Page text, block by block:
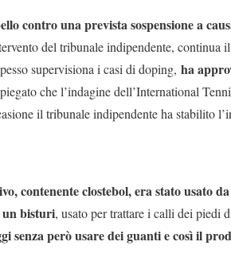
contro una prevista sospensione a
del tribunale indipendente, continua
supervisiona i casi di doping, ha
che l’indagine dell’International
il tribunale indipendente ha stabilito
contenente clostebol, era stato usato
un bisturi, usato per trattare i calli dei piedi
senza però usare dei guanti e così il